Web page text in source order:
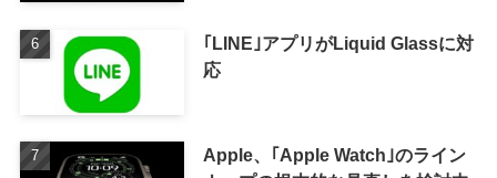
｢LINE｣アプリがLiquid Glassに対
応
Apple、｢Apple Watch｣のライン